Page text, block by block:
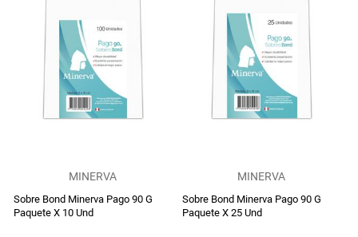
MINERVA
Sobre Bond Minerva Pago 90 G
Paquete X 10 Und
MINERVA
Sobre Bond Minerva Pago 90 G
Paquete X 25 Und